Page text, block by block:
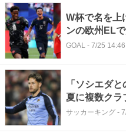
W杯で名を上
ンの欧州EL
GOAL - 7/25 14:46
「ソシエダ
夏に複数ク
ミロは残留見
サッカーキング -